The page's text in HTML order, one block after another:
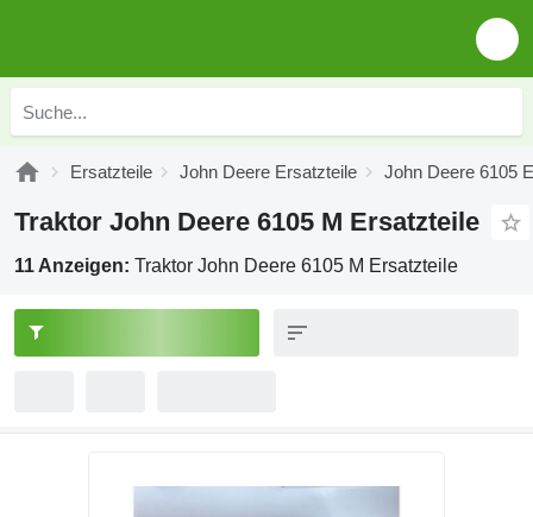
Ersatzteile John Deere Ersatzteile John Deere 6105
Traktor John Deere 6105 M Ersatzteile
11 Anzeigen: Traktor John Deere 6105 M Ersatzteile